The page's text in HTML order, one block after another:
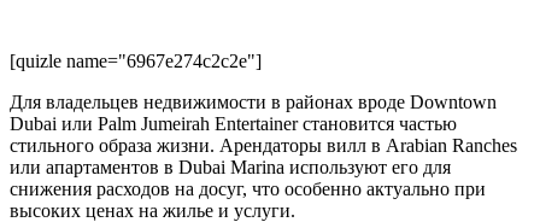
[quizle name="6967e274c2c2e"]
Для владельцев недвижимости в районах вроде Downtown
Dubai или Palm Jumeirah Entertainer становится частью
стильного образа жизни. Арендаторы вилл в Arabian Ranches
или апартаментов в Dubai Marina используют его для
снижения расходов на досуг, что особенно актуально при
высоких ценах на жилье и услуги.